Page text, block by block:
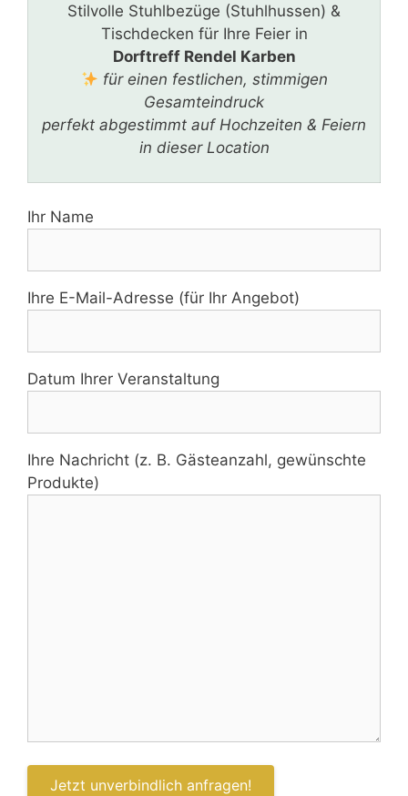
Stilvolle Stuhlbezüge (Stuhlhussen) &
Tischdecken für Ihre Feier in
Dorftreff Rendel Karben
für einen festlichen, stimmigen
Gesamteindruck
perfekt abgestimmt auf Hochzeiten & Feiern
in dieser Location
Ihr Name
Ihre E-Mail-Adresse (für Ihr Angebot)
Datum Ihrer Veranstaltung
Ihre Nachricht (z. B. Gästeanzahl, gewünschte
Produkte)